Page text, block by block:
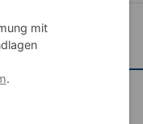
mit
.